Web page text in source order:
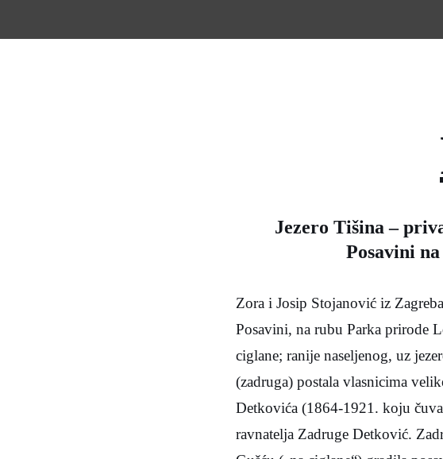
Skip
Jezero Tišina –
Posavini
Zora i Josip Stojanović iz
Posavini, na rubu Parka prirode
ciglane; ranije naseljenog, uz
(zadruga) postala vlasnicima
Detkovića (1864-1921. koju
ravnatelja Zadruge Detković.